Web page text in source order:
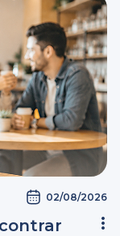
02/08/2026